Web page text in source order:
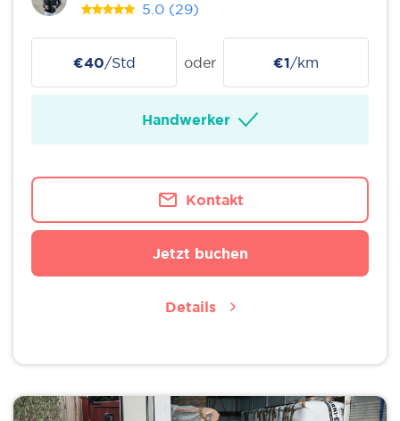
5.0 (29)
€40/Std oder €1/km
Handwerker
Kontakt
Jetzt buchen
Details